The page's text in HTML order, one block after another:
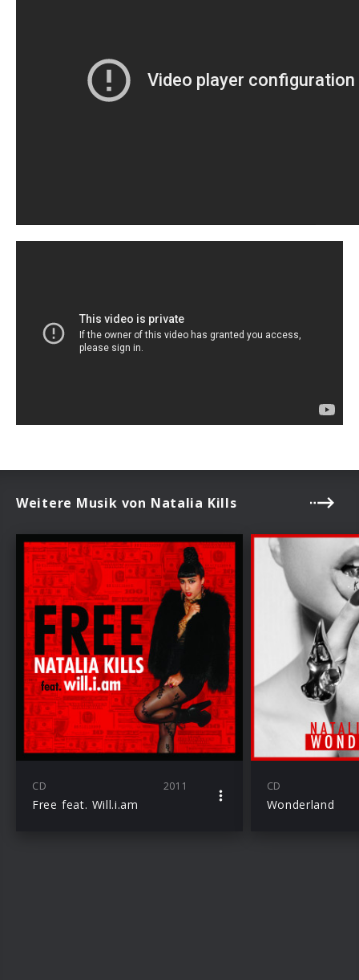
Weitere Musik von Natalia Kills
CD 2011
Free feat. Will.i.am
CD
Wonderland